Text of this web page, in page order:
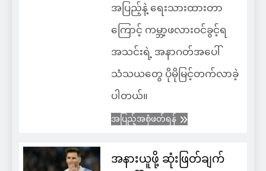
အပြည့်နဲ့ ရေးသားထားတာ
ကြောင့် ကမ္ဘာ့ဖလားဝင်ခွင့်ရ
အသင်းရဲ့ အနာဂတ်အပေါ်
သံသယတွေ ပိုမိုမြင့်တက်လာခဲ့
ပါတယ်။
အပြည့်အစုံဖတ်ရန်
အနားယူဖို့ ဆုံးဖြတ်ချက်